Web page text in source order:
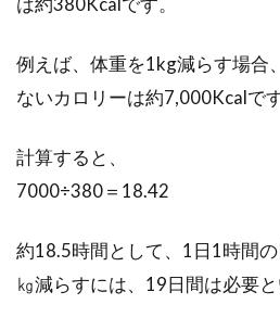
のクロスmtbで
ど、...
ーションに限定
例えば、体重を1kg減らす場合
ないカロリーは約7,000Kcalです
計算すると、
7000÷380＝18.42
約18.5時間として、1日1時間
㎏減らすには、19日間は必要と